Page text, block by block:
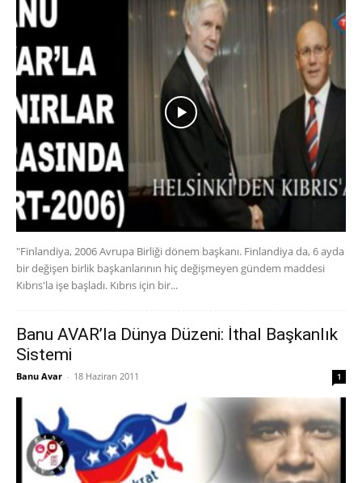
"Finlandiya, 2006 Avrupa Birliği dönem başkanı. Finlandiya da, 6 ayda
bir değişen birlik başkanlarının hiç değişmeyen gündem maddesi
Kıbrıs'la işe başladı. Kıbrıs için bir...
Banu AVAR’la Dünya Düzeni: İthal Başkanlık
Sistemi
Banu Avar - 18 Haziran 2011 1